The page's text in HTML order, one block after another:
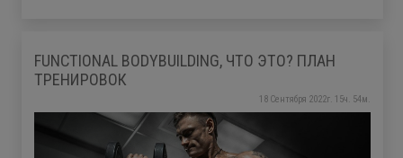
FUNCTIONAL BODYBUILDING, ЧТО ЭТО? ПЛАН
ТРЕНИРОВОК
18 Сентября 2022г. 15ч. 54м.